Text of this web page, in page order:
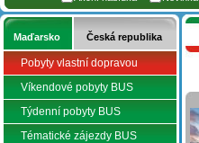
Maďarsko Česká republika
Pobyty vlastní dopravou
Víkendové pobyty BUS
Týdenní pobyty BUS
Tématické zájezdy BUS